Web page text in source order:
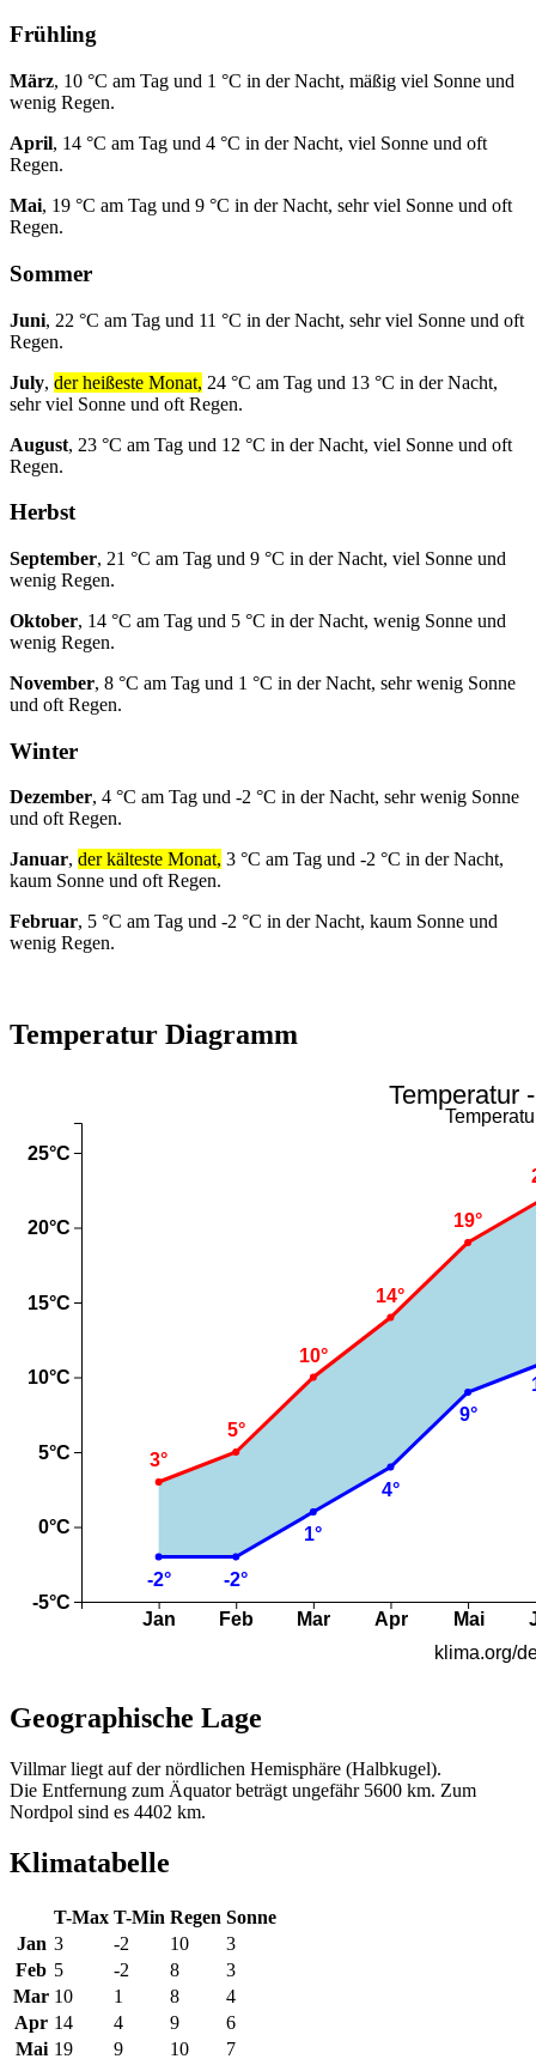
Frühling
März, 10 °C am Tag und 1 °C in der Nacht, mäßig viel Sonne und
wenig Regen.
April, 14 °C am Tag und 4 °C in der Nacht, viel Sonne und oft
Regen.
Mai, 19 °C am Tag und 9 °C in der Nacht, sehr viel Sonne und oft
Regen.
Sommer
Juni, 22 °C am Tag und 11 °C in der Nacht, sehr viel Sonne und oft
Regen.
July, der heißeste Monat, 24 °C am Tag und 13 °C in der Nacht,
sehr viel Sonne und oft Regen.
August, 23 °C am Tag und 12 °C in der Nacht, viel Sonne und oft
Regen.
Herbst
September, 21 °C am Tag und 9 °C in der Nacht, viel Sonne und
wenig Regen.
Oktober, 14 °C am Tag und 5 °C in der Nacht, wenig Sonne und
wenig Regen.
November, 8 °C am Tag und 1 °C in der Nacht, sehr wenig Sonne
und oft Regen.
Winter
Dezember, 4 °C am Tag und -2 °C in der Nacht, sehr wenig Sonne
und oft Regen.
Januar, der kälteste Monat, 3 °C am Tag und -2 °C in der Nacht,
kaum Sonne und oft Regen.
Februar, 5 °C am Tag und -2 °C in der Nacht, kaum Sonne und
wenig Regen.
Temperatur Diagramm
Geographische Lage
Villmar liegt auf der nördlichen Hemisphäre (Halbkugel).
Die Entfernung zum Äquator beträgt ungefähr 5600 km. Zum
Nordpol sind es 4402 km.
Klimatabelle
T-Max T-Min Regen Sonne
Jan 3 -2 10
3
Feb 5 -2 8
3
Mar 10 1 8
4
Apr 14 4 9
6
Mai 19 9 10 7